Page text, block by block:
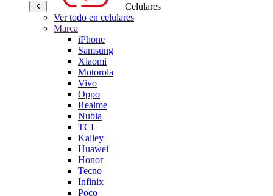
Celulares
Ver todo en celulares
Marca
iPhone
Samsung
Xiaomi
Motorola
Vivo
Oppo
Realme
Nubia
TCL
Kalley
Huawei
Honor
Tecno
Infinix
Poco